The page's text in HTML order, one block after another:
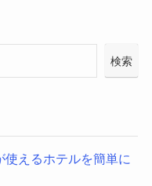
検索
使えるホテルを簡単に